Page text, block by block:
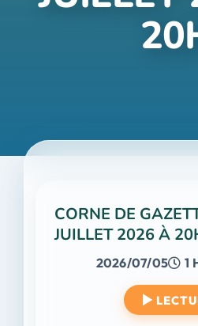
CORNE DE
JUILLET 2026 À
2026/07/05 1